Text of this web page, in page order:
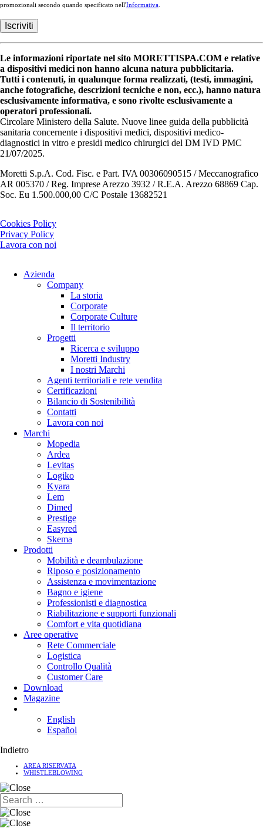
promozionali secondo quando specificato nell'Informativa
Le informazioni riportate nel sito MORETTISPA.COM e relative
a dispositivi medici non hanno alcuna natura pubblicitaria.
Tutti i contenuti, in qualunque forma realizzati, (testi, immagini,
anche fotografiche, descrizioni tecniche e non, ecc.), hanno natura
esclusivamente informativa, e sono rivolte esclusivamente a
operatori professionali.
Circolare Ministero della Salute. Nuove linee guida della pubblicità
sanitaria concernente i dispositivi medici, dispositivi medico-
diagnostici in vitro e presidi medico chirurgici del DM IVD PMC
21/07/2025.
Moretti S.p.A. Cod. Fisc. e Part. IVA 00306090515 / Meccanografico
AR 005370 / Reg. Imprese Arezzo 3932 / R.E.A. Arezzo 68869 Cap.
Soc. Eu 1.500.000,00 C/C Postale 13682521
Cookies Policy
Privacy Policy
Lavora con noi
Azienda
Company
La storia
Corporate
Corporate Culture
Il territorio
Progetti
Ricerca e sviluppo
Moretti Industry
I nostri Marchi
Agenti territoriali e rete vendita
Certificazioni
Bilancio di Sostenibilità
Contatti
Lavora con noi
Marchi
Mopedia
Ardea
Levitas
Logiko
Kyara
Lem
Dimed
Prestige
Easyred
Skema
Prodotti
Mobilità e deambulazione
Riposo e posizionamento
Assistenza e movimentazione
Bagno e igiene
Professionisti e diagnostica
Riabilitazione e supporti funzionali
Comfort e vita quotidiana
Aree operative
Rete Commerciale
Logistica
Controllo Qualità
Customer Care
Download
Magazine
English
Español
Indietro
AREA RISERVATA
WHISTLEBLOWING